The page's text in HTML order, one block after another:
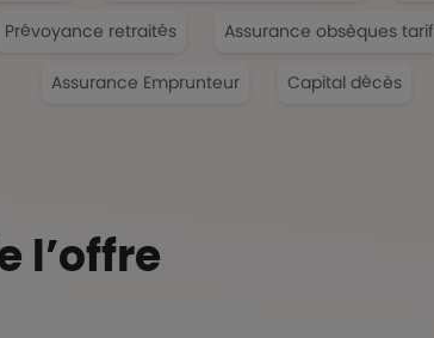
Prévoyance retraités Assurance obsèques tarif
Assurance Emprunteur Capital décès
l’offre